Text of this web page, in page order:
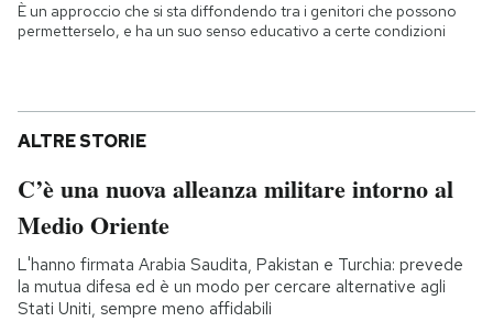
È un approccio che si sta diffondendo tra i genitori che possono
permetterselo, e ha un suo senso educativo a certe condizioni
ALTRE STORIE
C’è una nuova alleanza militare intorno al
Medio Oriente
L'hanno firmata Arabia Saudita, Pakistan e Turchia: prevede
la mutua difesa ed è un modo per cercare alternative agli
Stati Uniti, sempre meno affidabili